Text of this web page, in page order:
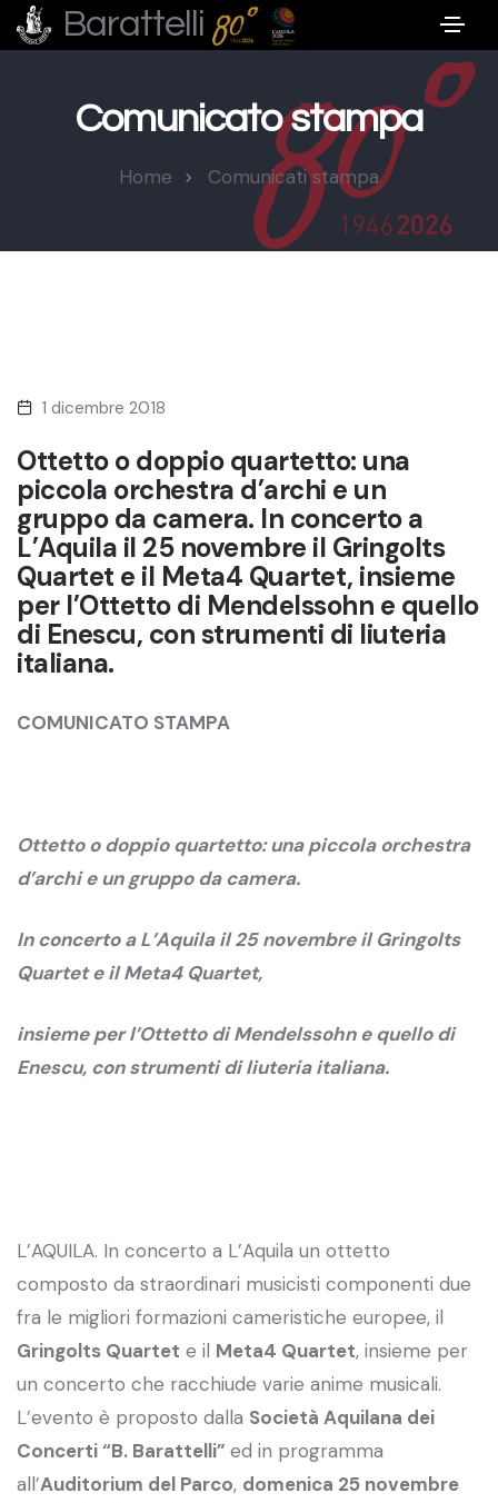
Barattelli
Comunicato stampa
Home Comunicati stampa
1 dicembre 2018
Ottetto o doppio quartetto: una
piccola orchestra d’archi e un
gruppo da camera. In concerto a
L’Aquila il 25 novembre il Gringolts
Quartet e il Meta4 Quartet, insieme
per l’Ottetto di Mendelssohn e quello
di Enescu, con strumenti di liuteria
italiana.
COMUNICATO STAMPA
Ottetto o doppio quartetto: una piccola orchestra
d’archi e un gruppo da camera.
In concerto a L’Aquila il 25 novembre il Gringolts
Quartet e il Meta4 Quartet,
insieme per l’Ottetto di Mendelssohn e quello di
Enescu, con strumenti di liuteria italiana.
L’AQUILA. In concerto a L’Aquila un ottetto
composto da straordinari musicisti componenti due
fra le migliori formazioni cameristiche europee, il
Gringolts Quartet e il Meta4 Quartet, insieme per
un concerto che racchiude varie anime musicali.
L’evento è proposto dalla Società Aquilana dei
Concerti “B. Barattelli” ed in programma
all’Auditorium del Parco, domenica 25 novembre